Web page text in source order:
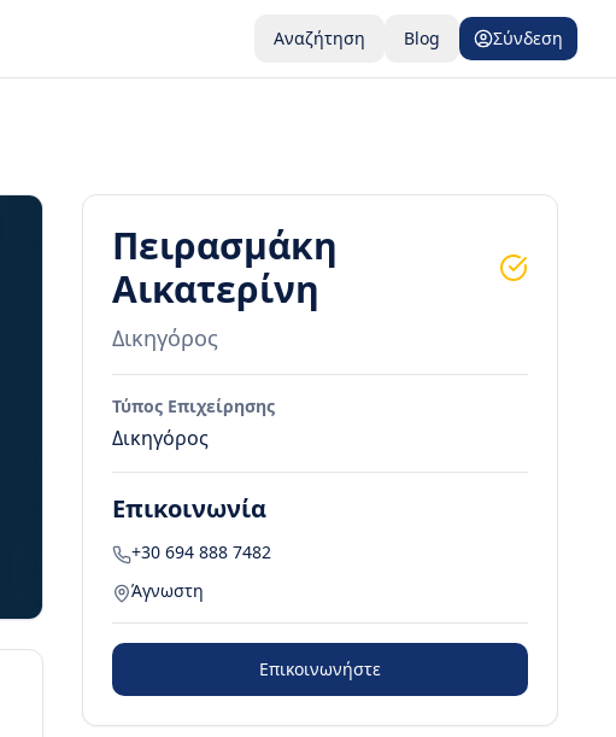
Αναζήτηση Blog Σύνδεση
Πειρασμάκη
Αικατερίνη
Δικηγόρος
Τύπος Επιχείρησης
Δικηγόρος
Επικοινωνία
+30 694 888 7482
Άγνωστη
Επικοινωνήστε